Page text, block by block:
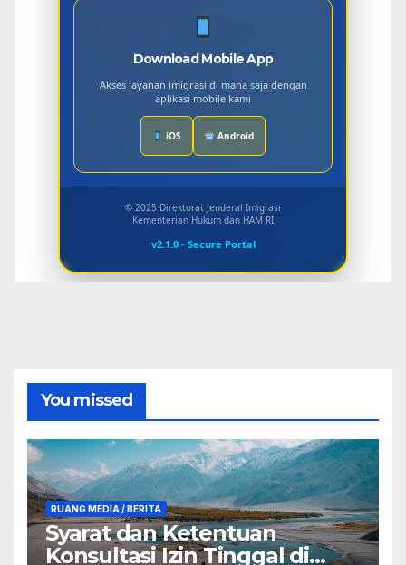
Download Mobile App
Akses layanan imigrasi di mana saja dengan
aplikasi mobile kami
iOS Android
© 2025 Direktorat Jenderal Imigrasi
Kementerian Hukum dan HAM RI
v2.1.0 - Secure Portal
You missed
RUANG MEDIA / BERITA
Syarat dan Ketentuan
Konsultasi Izin Tinggal di